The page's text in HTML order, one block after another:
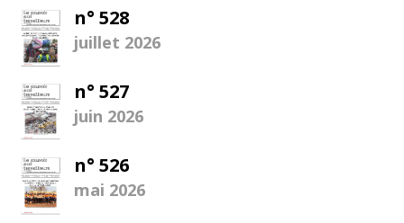
n° 528
juillet 2026
n° 527
juin 2026
n° 526
mai 2026